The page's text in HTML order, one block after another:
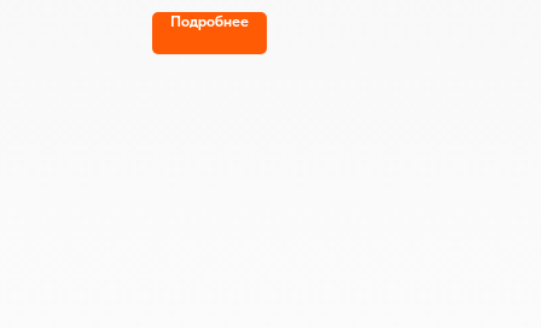
Подробнее